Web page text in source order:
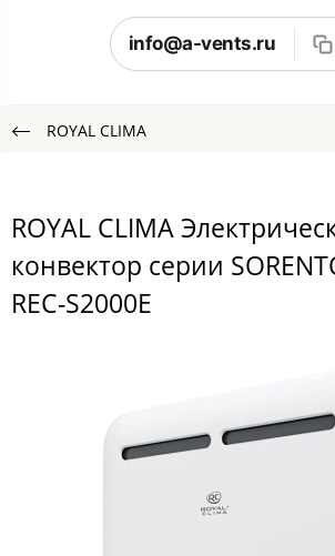
info@a-vents.ru
ROYAL CLIMA
ROYAL CLIMA
конвектор серии
REC-S2000E